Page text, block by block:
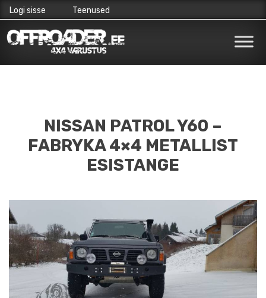
to
Logi sisse Teenused
NISSAN PATROL Y60 –
FABRYKA 4×4 METALLIST
ESISTANGE